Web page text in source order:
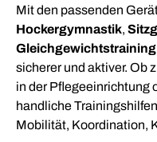
Mit den passenden
Hockergymnastik,
Gleichgewichtstraining
sicherer und aktiver. Ob
in der Pflegeeinrichtung
handliche
Mobilität, Koordination,